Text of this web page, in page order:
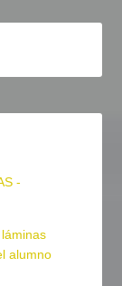
-
láminas
alumno